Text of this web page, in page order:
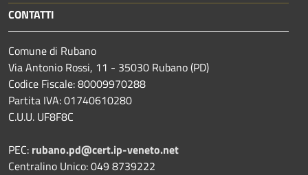
CONTATTI
Comune di Rubano
Via Antonio Rossi, 11 - 35030 Rubano (PD)
Codice Fiscale: 80009970288
Partita IVA: 01740610280
C.U.U. UF8F8C
PEC: rubano.pd@cert.ip-veneto.net
Centralino Unico: 049 8739222